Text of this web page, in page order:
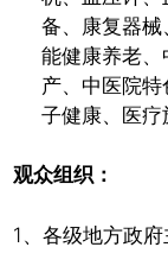
备、康复器
能健康养老
产、中医院
子健康、医疗
观众组织：
1、各级地方政